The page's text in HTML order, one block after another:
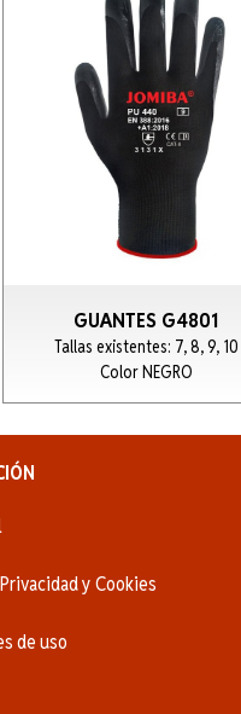
GUANTES G4801
Tallas existentes: 7, 8, 9, 10
Color NEGRO
y Cookies
de uso